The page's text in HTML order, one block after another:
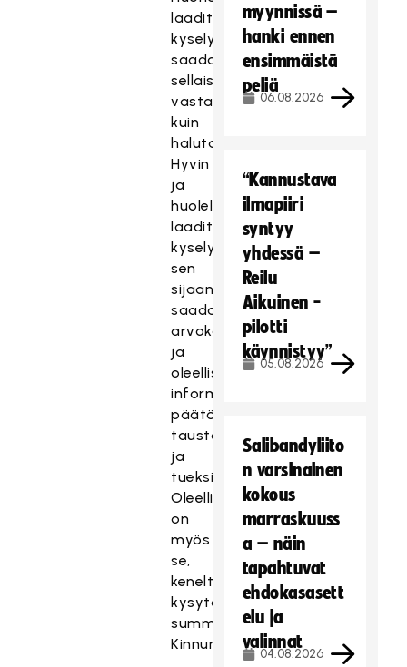
laaditulla
kyselyllä
saadaan
sellaisia
vastauksia
kuin
halutaan.
Hyvin
ja
huolella
laaditulla
kyselyllä
sen
sijaan
saadaan
arvokasta
ja
oleellista
informaatiota
päätöksenteon
taustaksi
ja
tueksi.
Oleellista
on
myös
se,
keneltä
kysytään,
summaa
Kinnunen.
myynnissä –
hanki ennen
ensimmäistä
peliä
06.08.2026
“Kannustava
ilmapiiri
syntyy
yhdessä –
Reilu
Aikuinen -
pilotti
käynnistyy”
05.08.2026
Salibandyliito
n varsinainen
kokous
marraskuuss
a – näin
tapahtuvat
ehdokasasett
elu ja
valinnat
04.08.2026